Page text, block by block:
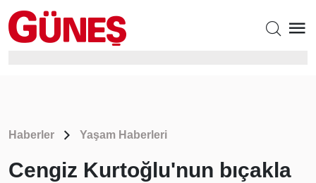
Haberler Yaşam Haberleri
Cengiz Kurtoğlu'nun bıçakla